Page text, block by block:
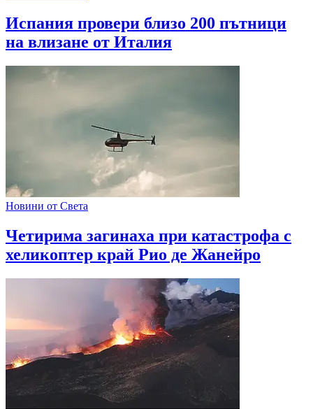
Испания провери близо 200 пътници
на влизане от Италия
Новини от Света
Четирима загинаха при катастрофа с
хеликоптер край Рио де Жанейро